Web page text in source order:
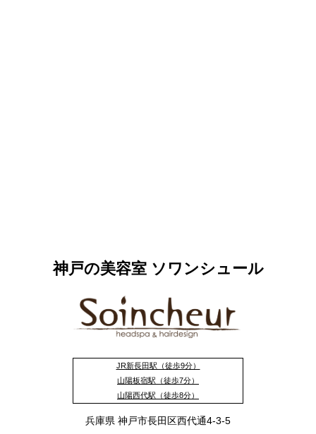
神戸の美容室 ソワンシュール
JR新長田駅（徒歩9分）
山陽板宿駅（徒歩7分）
山陽西代駅（徒歩8分）
兵庫県 神戸市長田区西代通4-3-5